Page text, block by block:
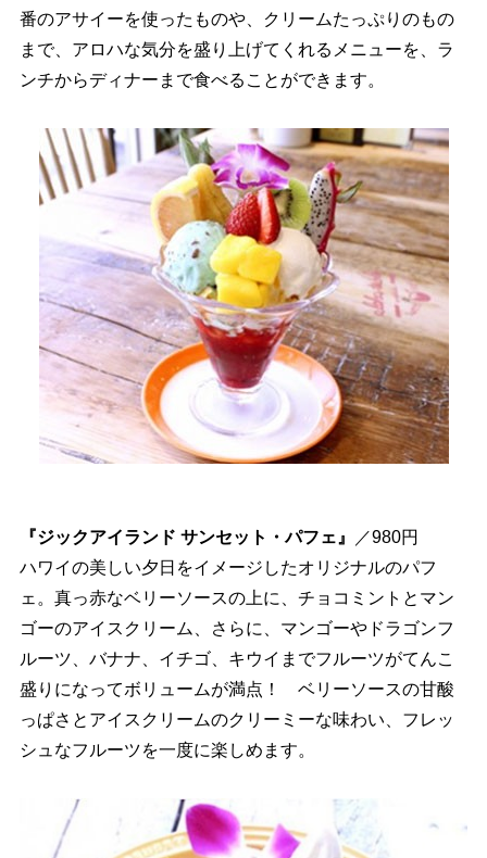
番のアサイーを使ったものや、クリームたっぷりのもの
まで、アロハな気分を盛り上げてくれるメニューを、ラ
ンチからディナーまで食べることができます。
『ジックアイランド サンセット・パフェ』
／980円
ハワイの美しい夕日をイメージしたオリジナルのパフ
ェ。真っ赤なベリーソースの上に、チョコミントとマン
ゴーのアイスクリーム、さらに、マンゴーやドラゴンフ
ルーツ、バナナ、イチゴ、キウイまでフルーツがてんこ
盛りになってボリュームが満点！ ベリーソースの甘酸
っぱさとアイスクリームのクリーミーな味わい、フレッ
シュなフルーツを一度に楽しめます。